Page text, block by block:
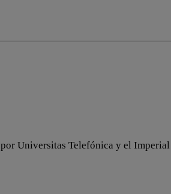
Universitas Telefónica y el